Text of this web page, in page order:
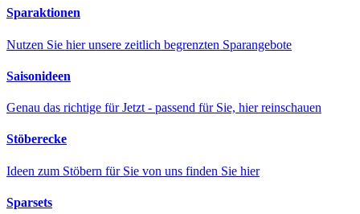
Sparaktionen
Nutzen Sie hier unsere zeitlich begrenzten Sparangebote
Saisonideen
Genau das richtige für Jetzt - passend für Sie, hier reinschauen
Stöberecke
Ideen zum Stöbern für Sie von uns finden Sie hier
Sparsets